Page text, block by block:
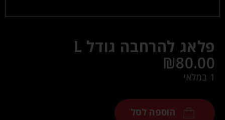
פלאג להרחבה גודל L
₪80.00
1 במלאי
הוספה לסל